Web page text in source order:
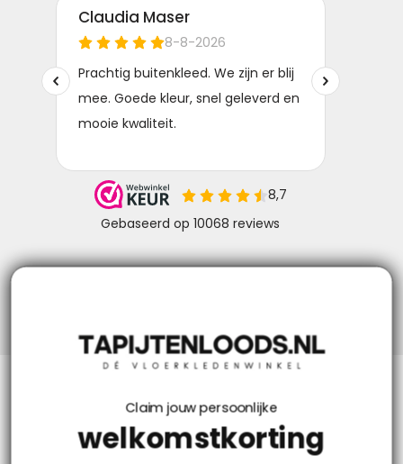
Mijn account
Claim jouw persoonlijke
welkomstkorting